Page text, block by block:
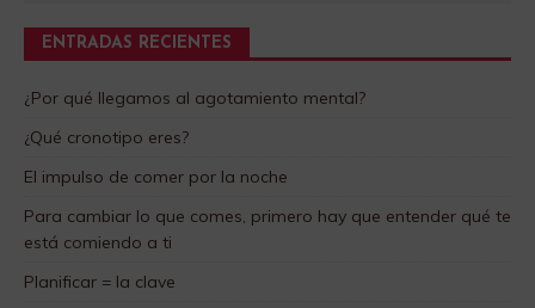
ENTRADAS RECIENTES
¿Por qué llegamos al agotamiento mental?
¿Qué cronotipo eres?
El impulso de comer por la noche
Para cambiar lo que comes, primero hay que entender qué te
está comiendo a ti
Planificar = la clave